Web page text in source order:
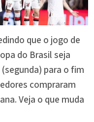
que o jogo de
do Brasil seja
para o fim
compraram
Veja o que muda